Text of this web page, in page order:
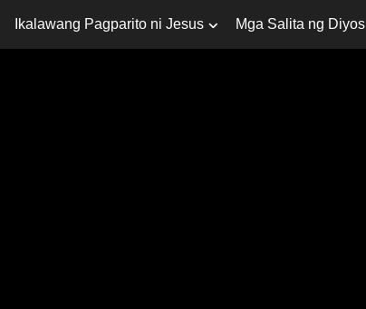
Ikalawang Pagparito ni Jesus Mga Salita ng Diyos